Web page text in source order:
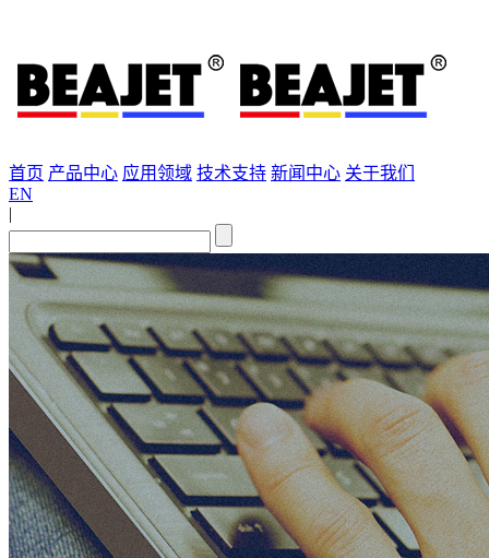
首页 产品中心 应用领域 技术支持 新闻中心 关于我们
EN
|